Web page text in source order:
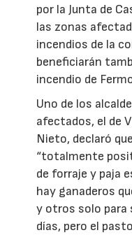
por la Junta de
las zonas
incendios de la
beneficiarán
incendio de
Uno de los
afectados, el de
Nieto, declaró
“totalmente
de forraje y paja
hay ganaderos
y otros solo para
días, pero el